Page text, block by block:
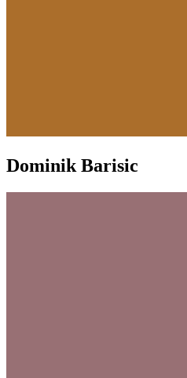
Dominik Barisic